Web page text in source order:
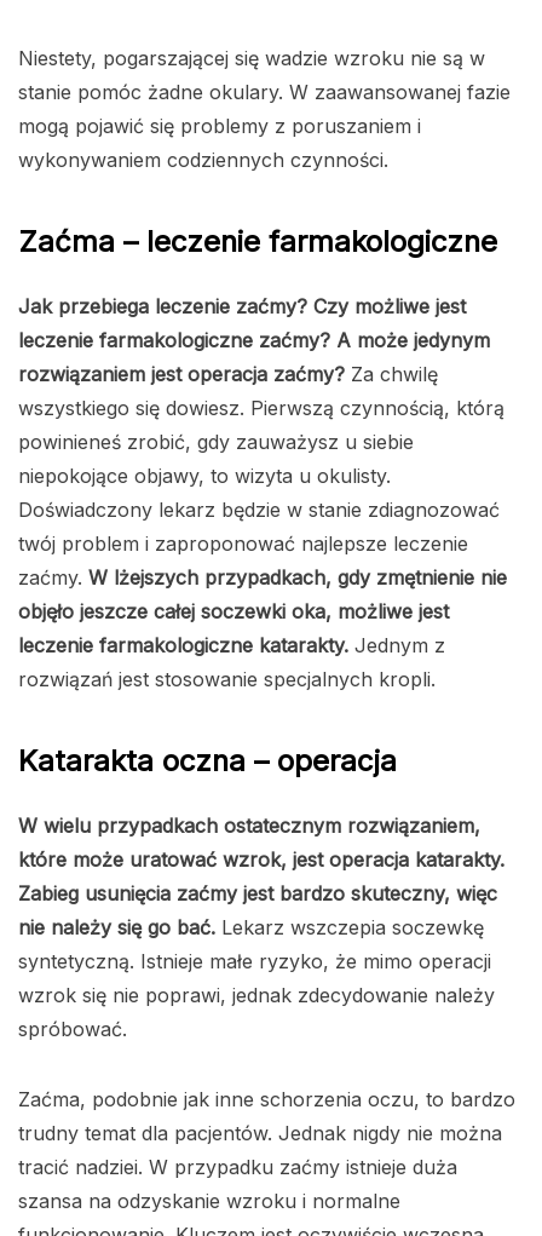
Niestety, pogarszającej się wadzie wzroku nie są w
stanie pomóc żadne okulary. W zaawansowanej fazie
mogą pojawić się problemy z poruszaniem i
wykonywaniem codziennych czynności.
Zaćma – leczenie farmakologiczne
Jak przebiega leczenie zaćmy? Czy możliwe jest
leczenie farmakologiczne zaćmy? A może jedynym
rozwiązaniem jest operacja zaćmy? Za chwilę
wszystkiego się dowiesz. Pierwszą czynnością, którą
powinieneś zrobić, gdy zauważysz u siebie
niepokojące objawy, to wizyta u okulisty.
Doświadczony lekarz będzie w stanie zdiagnozować
twój problem i zaproponować najlepsze leczenie
zaćmy. W lżejszych przypadkach, gdy zmętnienie nie
objęło jeszcze całej soczewki oka, możliwe jest
leczenie farmakologiczne katarakty. Jednym z
rozwiązań jest stosowanie specjalnych kropli.
Katarakta oczna – operacja
W wielu przypadkach ostatecznym rozwiązaniem,
które może uratować wzrok, jest operacja katarakty.
Zabieg usunięcia zaćmy jest bardzo skuteczny, więc
nie należy się go bać. Lekarz wszczepia soczewkę
syntetyczną. Istnieje małe ryzyko, że mimo operacji
wzrok się nie poprawi, jednak zdecydowanie należy
spróbować.
Zaćma, podobnie jak inne schorzenia oczu, to bardzo
trudny temat dla pacjentów. Jednak nigdy nie można
tracić nadziei. W przypadku zaćmy istnieje duża
szansa na odzyskanie wzroku i normalne